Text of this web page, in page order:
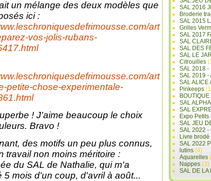
un mélange des deux modèles que
ici :
art
vos-jolis-rubans-
art
petite-chose-experimentale-
! J'aime beaucoup le choix
Bravo !
des motifs un peu plus connus,
travail non moins méritoire :
du SAL de Nathalie, qui m'a
5 mois d'un coup, d'avril à août...
SAL 2016
Broderie
SAL 2015
Grilles
SAL 2017
SAL
SAL DES
SAL LE
Citrouilles
SAL 2018 -
SAL 2019 -
SAL ALICE
Pinkeeps
SAL
SAL
Expo Petits
SAL JEU
SAL 2022 -
Livre
SAL 2022
lutins (4)
Aquarelles
Nappes (3)
SAL DE LA